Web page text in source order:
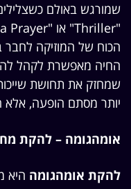
שמורגש באולם
הכוח של המוזיקה לחבר
החיה מאפשרת לקהל
שמחזק את תחושת
יותר מסתם הופעה, אלא
אומהגומה – להקת
להקת אומהגומה היא